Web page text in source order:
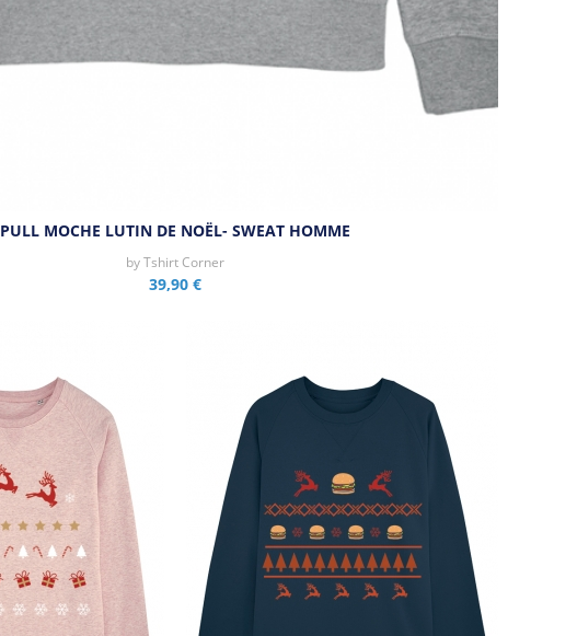
Aperçu rapide
PULL MOCHE LUTIN DE NOËL- SWEAT HOMME
byTshirt Corner
39,90 €